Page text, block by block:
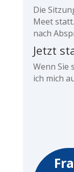
Die
Meet
nach
Jetzt
Wenn Sie
ich mich